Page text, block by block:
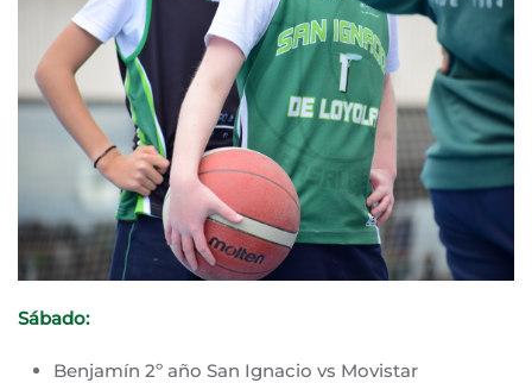
Sábado:
Benjamín 2º año San Ignacio vs Movistar